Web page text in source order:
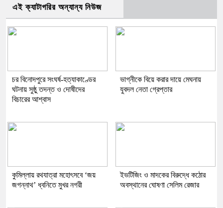
এই ক্যাটাগরির অন্যান্য নিউজ
চর বিনোদপুরে সংঘর্ষ-হত্যাকাণ্ডের
ঘটনায় সুষ্ঠু তদন্ত ও দোষীদের
বিচারের আশ্বাস
ভাগ্নীকে বিয়ে করার দায়ে মেঘনায়
যুবদল নেতা গ্রেপ্তার
কুমিল্লায় রথযাত্রা মহোৎসবে ‘জয়
জগন্নাথ’ ধ্বনিতে মুখর নগরী
ইভটিজিং ও মাদকের বিরুদ্ধে কঠোর
অবস্থানের ঘোষণা সেলিম রেজার